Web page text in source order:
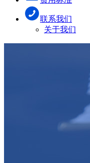
联系我们
关于我们